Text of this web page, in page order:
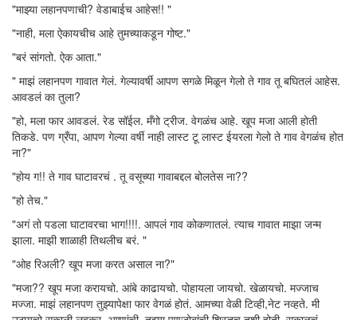
"माझ्या लहानपणाची? वेडाबाईच आहेस!! "
"नाही, मला ऐकायचीच आहे तुमच्याकडून गोष्ट."
"बरं सांगतो. ऐक आता."
" माझं लहानपण गावात गेलं. गेल्यावर्षी आपण सगळे मिळून गेलो ते गाव तू बघितलं आहेस.
आवडलं का तुला?
"हो, मला फार आवडलं. रेड सॉईल. मँगो ट्रीज. वेगळंच आहे. खूप मजा आली होती
तिकडे. पण ग्रँपा, आपण गेल्या वर्षी नाही लास्ट टू लास्ट ईयरला गेलो ते गाव वेगळंच होत
ना?"
"होय ग!! ते गाव घाटावरचं . तू वसूच्या गावाबद्दल बोलतेस ना??
"हो तेच."
"अगं तो पडला घाटावरचा भाग!!!!. आपलं गाव कोकणातलं. त्याच गावात माझा जन्म
झाला. माझी शाळाही तिथलीच बरं. "
"ओह रिअली? खूप मजा करत असाल ना?"
"मजा?? खूप मजा करायचो. आंबे काढायचो. पोहायला जायचो. खेळायचो. मज्जाच
मज्जा. माझं लहानपण तुझ्यापेक्षा फार वेगळं होतं. आमच्या वेळी टिव्ही,नेट नव्हते. मी